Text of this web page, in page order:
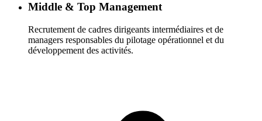
Middle & Top Management
Recrutement de cadres dirigeants intermédiaires et de
managers responsables du pilotage opérationnel et du
développement des activités.